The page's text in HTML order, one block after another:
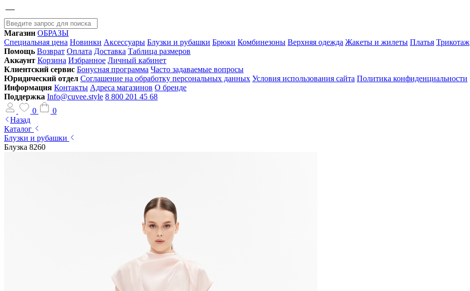
Магазин ОБРАЗЫ
Специальная цена Новинки Аксессуары Блузки и рубашки Брюки Комбинезоны Верхняя одежда Жакеты и жилеты Платья Трикотаж
Помощь Возврат Оплата Доставка Таблица размеров
Аккаунт Корзина Избранное Личный кабинет
Клиентский сервис Бонусная программа Часто задаваемые вопросы
Юридический отдел Соглашение на обработку персональных данных Условия использования сайта Политика конфиденциальности
Информация Контакты Адреса магазинов О бренде
Поддержка Info@cuvee.style 8 800 201 45 68
0
0
Назад
Каталог
Блузки и рубашки
Блузка 8260